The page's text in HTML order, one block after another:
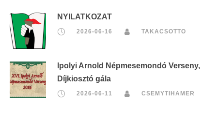
NYILATKOZAT
2026-06-16 TAKACSOTTO
Ipolyi Arnold Népmesemondó Verseny,
Díjkiosztó gála
2026-06-11 CSEMYTIHAMER